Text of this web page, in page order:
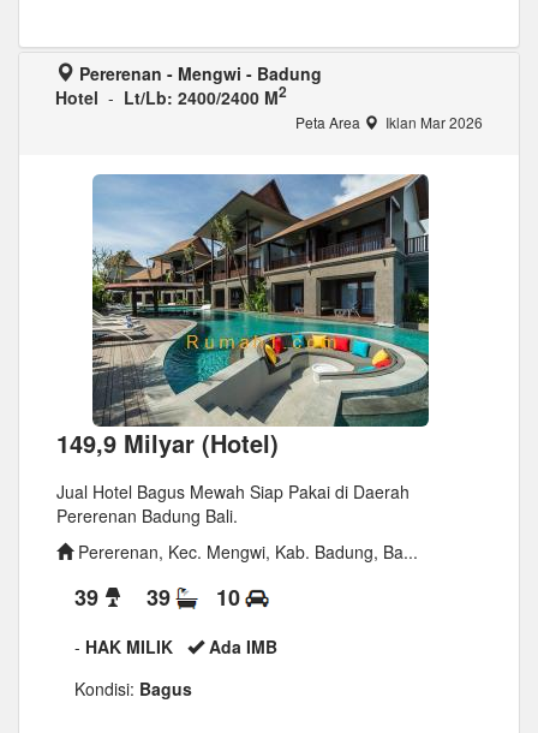
Pererenan - Mengwi - Badung
Hotel - Lt/Lb: 2400/2400 M2
Peta Area Iklan Mar 2026
149,9 Milyar (Hotel)
Jual Hotel Bagus Mewah Siap Pakai di Daerah
Pererenan Badung Bali.
Pererenan, Kec. Mengwi, Kab. Badung, Ba...
39 39 10
- HAK MILIK
Ada IMB
Kondisi: Bagus